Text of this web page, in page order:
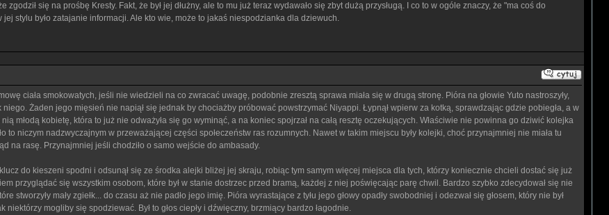
zgodził się na prośbę Kresty. Fakt, że był jej dłużny, ale to mu już teraz wydawało się zbyt dużą przysługą. I co to w ogóle znaczy, że "ma coś do
stylu było zatajanie informacji. Ale kto wie, może to jakaś niespodzianka dla dziewuch.
ciała smokowatych, jeśli nie wiedzieli na co zwracać uwagę, podobnie zresztą sprawa miała się w drugą stronę. Pióra na głowie Yuto nastroszyły,
niego. Żaden jego mięsień nie napiął się jednak by chociażby próbować powstrzymać Niyappi. Łypnął wpierw za kotką, sprawdzając gdzie pobiegła, a w
młodą kobietę, która to już nie odważyła się go wyminąć, a na koniec spojrzał na całą resztę oczekujących. Właściwie nie powinna go dziwić kolejka
to niczym nadzwyczajnym w przeważającej części społeczeństw ras rozumnych. Nawet w takim miejscu były kolejki, choć przynajmniej nie miała tu
na rasę. Przynajmniej jeśli chodziło o samo wejście do ambasady.
do kieszeni spodni i odsunął się ze środka alejki bliżej jej skraju, robiąc tym samym więcej miejsca dla tych, którzy koniecznie chcieli dostać się już
przyglądać się wszystkim osobom, które był w stanie dostrzec przed bramą, każdej z niej poświęcając parę chwil. Bardzo szybko zdecydował się nie
stworzyły mały zgiełk... do czasu aż nie padło jego imię. Pióra wyrastające z tyłu jego głowy opadły swobodniej i odezwał się głosem, który nie był
mogliby się spodziewać. Był to głos ciepły i dźwięczny, brzmiący bardzo łagodnie.